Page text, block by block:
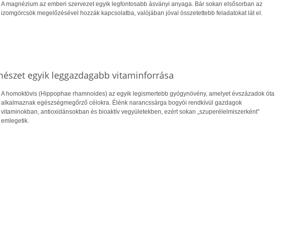
A magnézium az emberi szervezet egyik legfontosabb ásványi anyaga. Bár sokan elsősorban az
izomgörcsök megelőzésével hozzák kapcsolatba, valójában jóval összetettebb feladatokat lát el.
egyik leggazdagabb vitaminforrása
A homoktövis (Hippophae rhamnoides) az egyik legismertebb gyógynövény, amelyet évszázadok óta
alkalmaznak egészségmegőrző célokra. Élénk narancssárga bogyói rendkívül gazdagok
vitaminokban, antioxidánsokban és bioaktív vegyületekben, ezért sokan „szuperélelmiszerként”
emlegetik.